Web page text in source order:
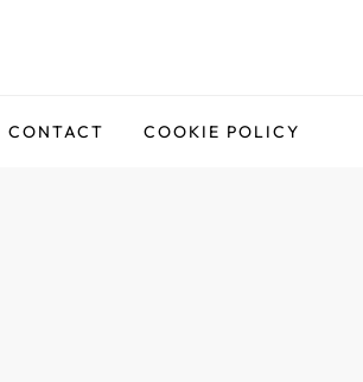
CONTACT COOKIE POLICY